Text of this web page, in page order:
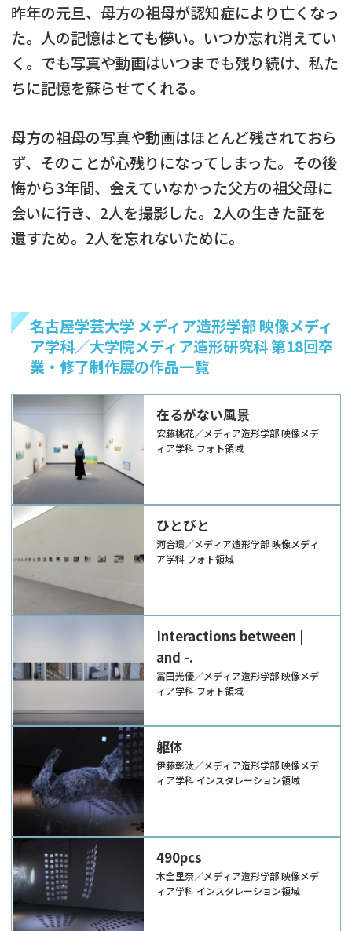
昨年の元旦、母方の祖母が認知症により亡くなっ
た。人の記憶はとても儚い。いつか忘れ消えてい
く。でも写真や動画はいつまでも残り続け、私た
ちに記憶を蘇らせてくれる。
母方の祖母の写真や動画はほとんど残されておら
ず、そのことが心残りになってしまった。その後
悔から3年間、会えていなかった父方の祖父母に
会いに行き、2人を撮影した。2人の生きた証を
遺すため。2人を忘れないために。
名古屋学芸大学 メディア造形学部 映像メディ
ア学科／大学院メディア造形研究科 第18回卒
業・修了制作展の作品一覧
在るがない風景
安藤桃花／メディア造形学部 映像メデ
ィア学科 フォト領域
ひとびと
河合環／メディア造形学部 映像メディ
ア学科 フォト領域
Interactions between |
and -.
冨田光優／メディア造形学部 映像メデ
ィア学科 フォト領域
躯体
伊藤彰汰／メディア造形学部 映像メデ
ィア学科 インスタレーション領域
490pcs
木全里奈／メディア造形学部 映像メデ
ィア学科 インスタレーション領域